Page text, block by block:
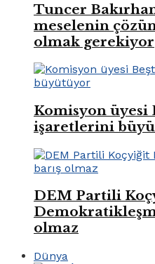
Tuncer
meselenin
olmak gerekiyor
Komisyon üyesi
işaretlerini
DEM Partili
olmaz
Dünya